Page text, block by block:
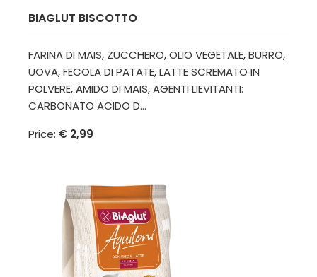
BIAGLUT BISCOTTO
FARINA DI MAIS, ZUCCHERO, OLIO VEGETALE, BURRO,
UOVA, FECOLA DI PATATE, LATTE SCREMATO IN
POLVERE, AMIDO DI MAIS, AGENTI LIEVITANTI:
CARBONATO ACIDO D...
Price: € 2,99